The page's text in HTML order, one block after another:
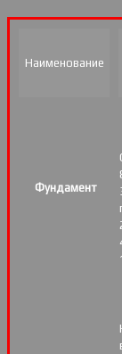
Наименование
Фундамент